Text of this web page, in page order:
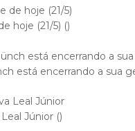
hoje (21/5) ()
está encerrando a sua
Júnior ()